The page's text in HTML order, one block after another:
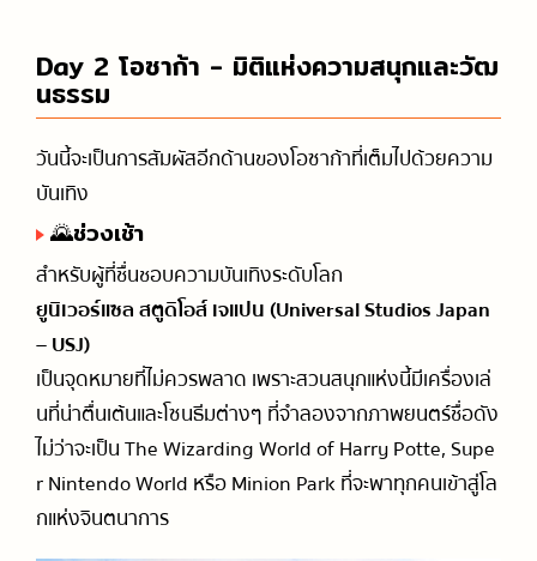
Day 2 โอซาก้า - มิติแห่งความสนุกและวัฒ
นธรรม
วันนี้จะเป็นการสัมผัสอีกด้านของโอซาก้าที่เต็มไปด้วยความ
บันเทิง
🌄ช่วงเช้า
สำหรับผู้ที่ชื่นชอบความบันเทิงระดับโลก
ยูนิเวอร์แซล สตูดิโอส์ เจแปน (Universal Studios Japan
– USJ)
เป็นจุดหมายที่ไม่ควรพลาด เพราะสวนสนุกแห่งนี้มีเครื่องเล่
นที่น่าตื่นเต้นและโซนธีมต่างๆ ที่จำลองจากภาพยนตร์ชื่อดัง
ไม่ว่าจะเป็น The Wizarding World of Harry Potte, Supe
r Nintendo World หรือ Minion Park ที่จะพาทุกคนเข้าสู่โล
กแห่งจินตนาการ